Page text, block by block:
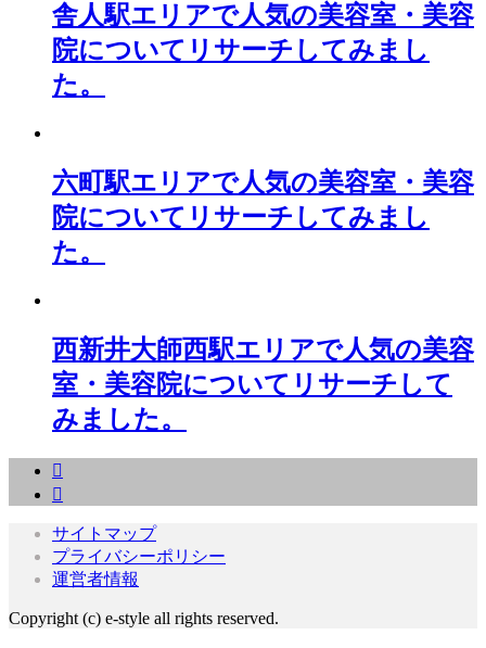
舎人駅エリアで人気の美容室・美容
院についてリサーチしてみまし
た。
六町駅エリアで人気の美容室・美容
院についてリサーチしてみまし
た。
西新井大師西駅エリアで人気の美容
室・美容院についてリサーチして
みました。
サイトマップ
プライバシーポリシー
運営者情報
Copyright (c) e-style all rights reserved.